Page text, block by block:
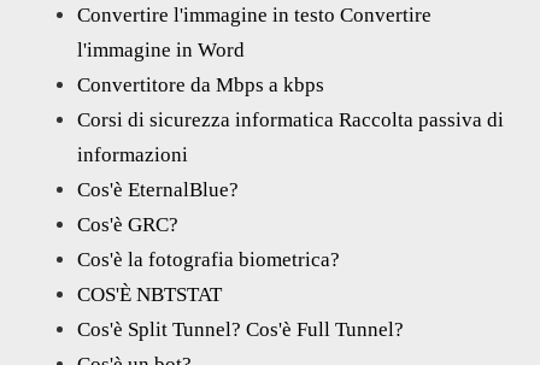
Convertire l'immagine in testo Convertire
l'immagine in Word
Convertitore da Mbps a kbps
Corsi di sicurezza informatica Raccolta passiva di
informazioni
Cos'è EternalBlue?
Cos'è GRC?
Cos'è la fotografia biometrica?
COS'È NBTSTAT
Cos'è Split Tunnel? Cos'è Full Tunnel?